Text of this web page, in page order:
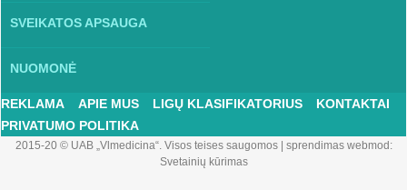
SVEIKATOS APSAUGA
NUOMONĖ
REKLAMA APIE MUS LIGŲ KLASIFIKATORIUS
KONTAKTAI
PRIVATUMO POLITIKA
2015-20 © UAB „Vlmedicina“. Visos teises saugomos| sprendimas webmod:
Svetainių kūrimas